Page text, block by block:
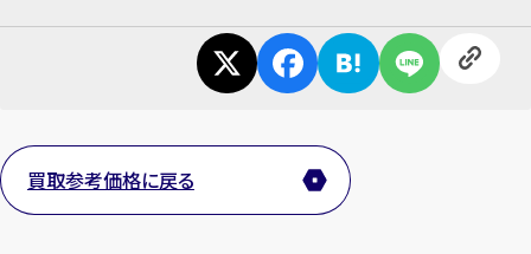
まずはお電話 で無料査定
メールで無料相談する
買取参考価格に戻る